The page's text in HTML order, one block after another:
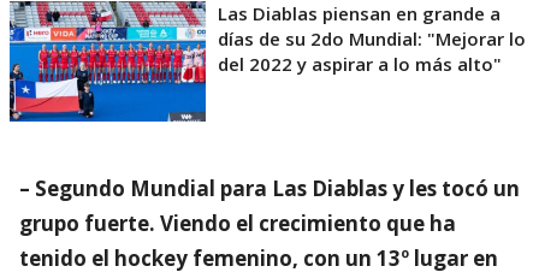
Las Diablas piensan en grande a
días de su 2do Mundial: "Mejorar lo
del 2022 y aspirar a lo más alto"
– Segundo Mundial para Las Diablas y les tocó un
grupo fuerte. Viendo el crecimiento que ha
tenido el hockey femenino, con un 13º lugar en